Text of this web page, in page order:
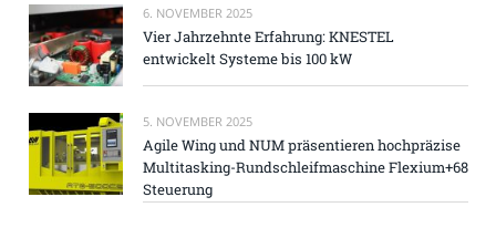
6. NOVEMBER 2025
Vier Jahrzehnte Erfahrung: KNESTEL
entwickelt Systeme bis 100 kW
5. NOVEMBER 2025
Agile Wing und NUM präsentieren hochpräzise
Multitasking-Rundschleifmaschine Flexium+68
Steuerung